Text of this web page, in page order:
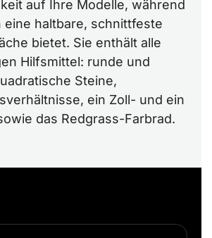
auf Ihre Modelle, während
eine haltbare, schnittfeste
bietet. Sie enthält alle
Hilfsmittel: runde und
Steine,
ein Zoll- und ein
das Redgrass-Farbrad.